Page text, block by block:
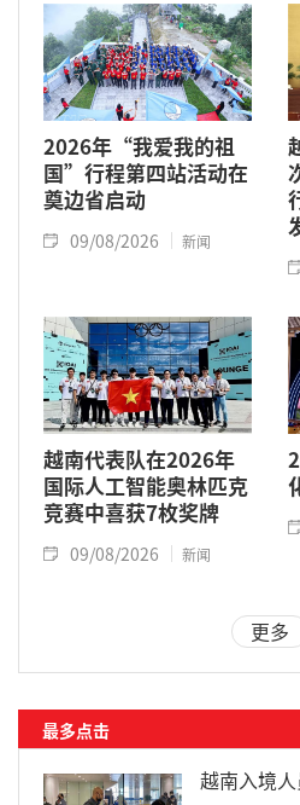
2026年“我爱我的祖
国”行程第四站活动在
奠边省启动
09/08/2026 新闻
越南代表队在2026年
国际人工智能奥林匹克
竞赛中喜获7枚奖牌
09/08/2026 新闻
更多
最多点击
越南入境